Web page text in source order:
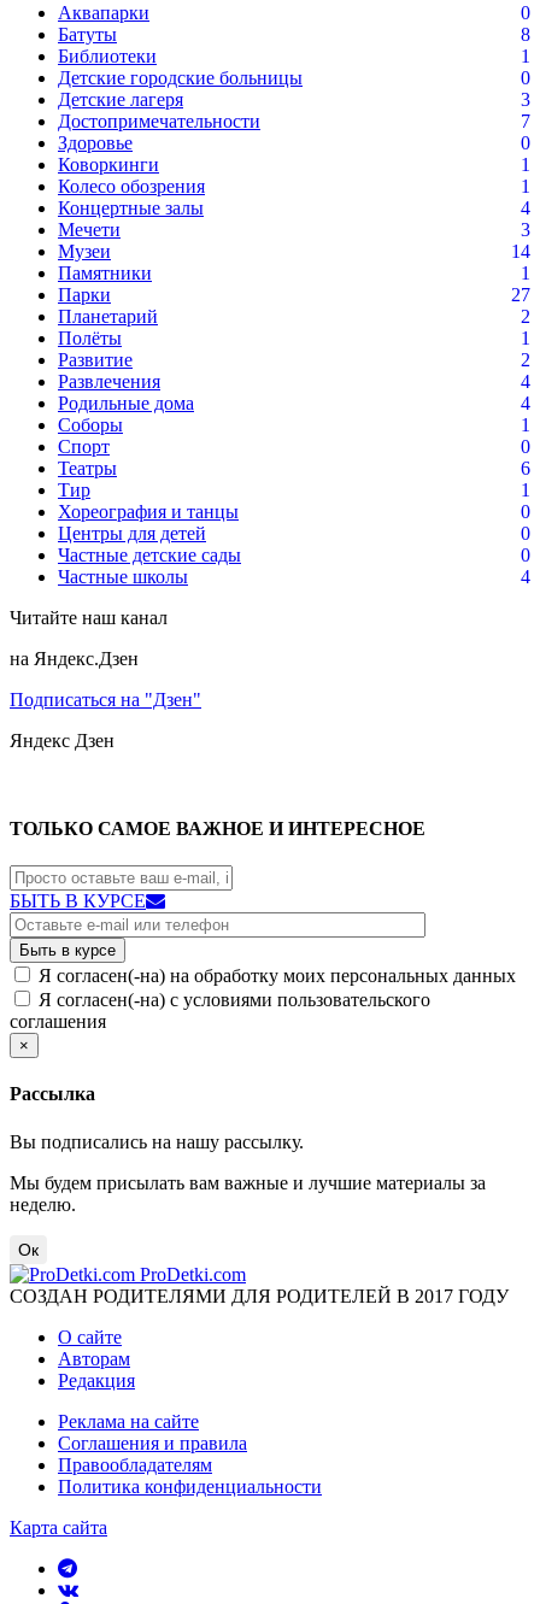
Аквапарки
0
Батуты
8
Библиотеки
1
Детские городские больницы
0
Детские лагеря
3
Достопримечательности
7
Здоровье
0
Коворкинги
1
Колесо обозрения
1
Концертные залы
4
Мечети
3
Музеи
14
Памятники
1
Парки
27
Планетарий
2
Полёты
1
Развитие
2
Развлечения
4
Родильные дома
4
Соборы
1
Спорт
0
Театры
6
Тир
1
Хореография и танцы
0
Центры для детей
0
Частные детские сады
0
Частные школы
4
Читайте наш канал
на Яндекс.Дзен
Подписаться на "Дзен"
Яндекс Дзен
ТОЛЬКО САМОЕ ВАЖНОЕ И ИНТЕРЕСНОЕ
БЫТЬ В КУРСЕ
Я согласен(-на) на обработку моих персональных данных
Я согласен(-на) с условиями пользовательского
соглашения
×
Рассылка
Вы подписались на нашу рассылку.
Мы будем присылать вам важные и лучшие материалы за
неделю.
Ок
ProDetki.com
СОЗДАН РОДИТЕЛЯМИ ДЛЯ РОДИТЕЛЕЙ В 2017 ГОДУ
О сайте
Авторам
Редакция
Реклама на сайте
Соглашения и правила
Правообладателям
Политика конфиденциальности
Карта сайта